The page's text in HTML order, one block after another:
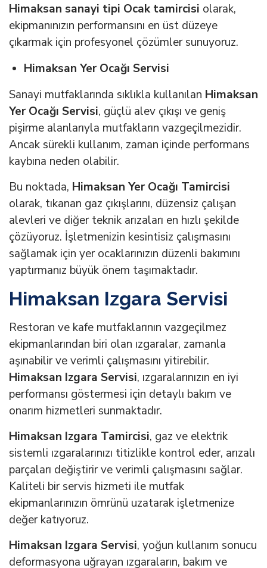
Himaksan sanayi tipi Ocak tamircisi olarak,
ekipmanınızın performansını en üst düzeye
çıkarmak için profesyonel çözümler sunuyoruz.
Himaksan Yer Ocağı Servisi
Sanayi mutfaklarında sıklıkla kullanılan Himaksan
Yer Ocağı Servisi, güçlü alev çıkışı ve geniş
pişirme alanlarıyla mutfakların vazgeçilmezidir.
Ancak sürekli kullanım, zaman içinde performans
kaybına neden olabilir.
Bu noktada, Himaksan Yer Ocağı Tamircisi
olarak, tıkanan gaz çıkışlarını, düzensiz çalışan
alevleri ve diğer teknik arızaları en hızlı şekilde
çözüyoruz. İşletmenizin kesintisiz çalışmasını
sağlamak için yer ocaklarınızın düzenli bakımını
yaptırmanız büyük önem taşımaktadır.
Himaksan Izgara Servisi
Restoran ve kafe mutfaklarının vazgeçilmez
ekipmanlarından biri olan ızgaralar, zamanla
aşınabilir ve verimli çalışmasını yitirebilir.
Himaksan Izgara Servisi, ızgaralarınızın en iyi
performansı göstermesi için detaylı bakım ve
onarım hizmetleri sunmaktadır.
Himaksan Izgara Tamircisi, gaz ve elektrik
sistemli ızgaralarınızı titizlikle kontrol eder, arızalı
parçaları değiştirir ve verimli çalışmasını sağlar.
Kaliteli bir servis hizmeti ile mutfak
ekipmanlarınızın ömrünü uzatarak işletmenize
değer katıyoruz.
Himaksan Izgara Servisi, yoğun kullanım sonucu
deformasyona uğrayan ızgaraların, bakım ve